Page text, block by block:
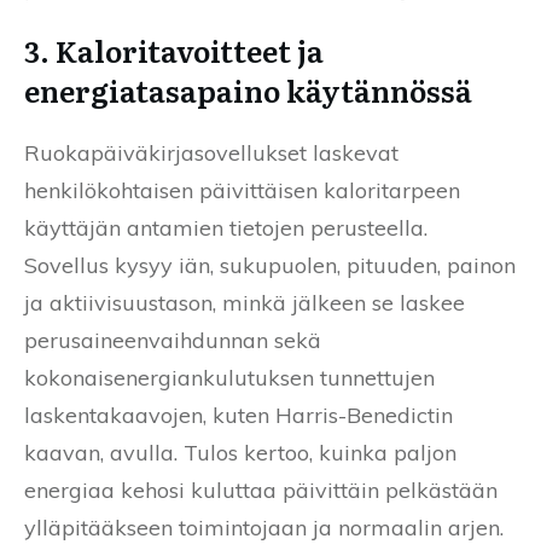
3. Kaloritavoitteet ja
energiatasapaino käytännössä
Ruokapäiväkirjasovellukset laskevat
henkilökohtaisen päivittäisen kaloritarpeen
käyttäjän antamien tietojen perusteella.
Sovellus kysyy iän, sukupuolen, pituuden, painon
ja aktiivisuustason, minkä jälkeen se laskee
perusaineenvaihdunnan sekä
kokonaisenergiankulutuksen tunnettujen
laskentakaavojen, kuten Harris-Benedictin
kaavan, avulla. Tulos kertoo, kuinka paljon
energiaa kehosi kuluttaa päivittäin pelkästään
ylläpitääkseen toimintojaan ja normaalin arjen.